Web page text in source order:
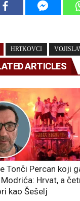
HRTKOVCI
ARTICLES
Tonči Percan koji
Hrvat, a
kao Šešelj